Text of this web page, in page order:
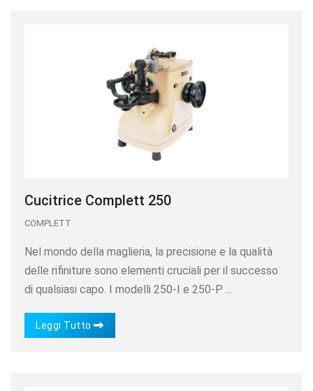
Cucitrice Complett 250
COMPLETT
Nel mondo della maglieria, la precisione e la qualità
delle rifiniture sono elementi cruciali per il successo
di qualsiasi capo. I modelli 250-I e 250-P ...
Leggi Tutto